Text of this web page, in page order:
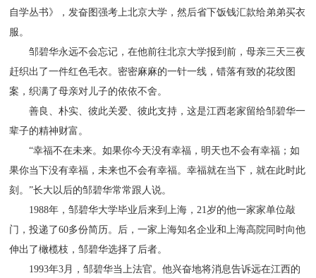
自学丛书》，发奋图强考上北京大学，然后省下饭钱汇款给弟弟买衣
服。
邹碧华永远不会忘记，在他前往北京大学报到前，母亲三天三夜
赶织出了一件红色毛衣。密密麻麻的一针一线，错落有致的花纹图
案，织满了母亲对儿子的依依不舍。
善良、朴实、彼此关爱、彼此支持，这是江西老家留给邹碧华一
辈子的精神财富。
“幸福不在未来。如果你今天没有幸福，明天也不会有幸福；如
果你当下没有幸福，未来也不会有幸福。幸福就在当下，就在此时此
刻。”长大以后的邹碧华常常跟人说。
1988年，邹碧华大学毕业后来到上海，21岁的他一家家单位敲
门，投递了60多份简历。后，一家上海知名企业和上海高院同时向他
伸出了橄榄枝，邹碧华选择了后者。
1993年3月，邹碧华当上法官。他兴奋地将消息告诉远在江西的